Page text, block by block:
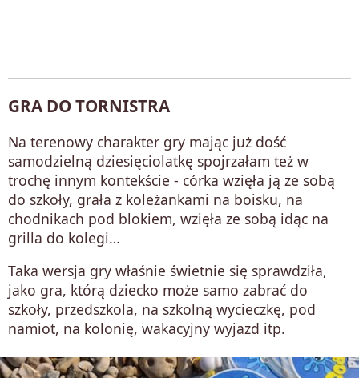
GRA DO TORNISTRA
Na terenowy charakter gry mając już dość
samodzielną dziesięciolatkę spojrzałam też w
trochę innym kontekście - córka wzięła ją ze sobą
do szkoły, grała z koleżankami na boisku, na
chodnikach pod blokiem, wzięła ze sobą idąc na
grilla do kolegi…
Taka wersja gry właśnie świetnie się sprawdziła,
jako gra, którą dziecko może samo zabrać do
szkoły, przedszkola, na szkolną wycieczkę, pod
namiot, na kolonię, wakacyjny wyjazd itp.